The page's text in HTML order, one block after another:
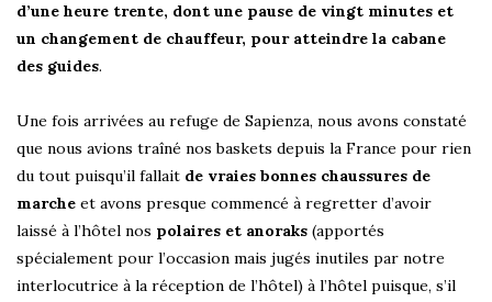
d’une heure trente, dont une pause de vingt minutes et
un changement de chauffeur, pour atteindre la cabane
des guides.
Une fois arrivées au refuge de Sapienza, nous avons constaté
que nous avions traîné nos baskets depuis la France pour rien
du tout puisqu’il fallait de vraies bonnes chaussures de
marche et avons presque commencé à regretter d’avoir
laissé à l’hôtel nos polaires et anoraks (apportés
spécialement pour l’occasion mais jugés inutiles par notre
interlocutrice à la réception de l’hôtel) à l’hôtel puisque, s’il